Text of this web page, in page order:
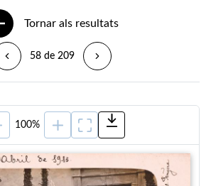
Tornar als resultats
58 de 209
100%